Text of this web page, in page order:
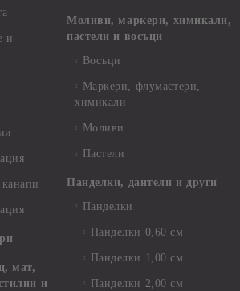
и
мат,
и
Моливи, маркери, химикали,
пастели и восъци
Восъци
Маркери, флумастери,
химикали
Моливи
Пастели
Панделки, дантели и други
Панделки
Панделки 0,60 см
Панделки 1,00 см
Панделки 2,00 см